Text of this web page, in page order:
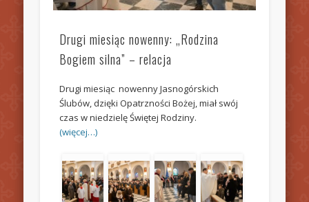
Drugi miesiąc nowenny: „Rodzina
Bogiem silna” – relacja
Drugi miesiąc nowenny Jasnogórskich
Ślubów, dzięki Opatrzności Bożej, miał swój
czas w niedzielę Świętej Rodziny.
(więcej…)